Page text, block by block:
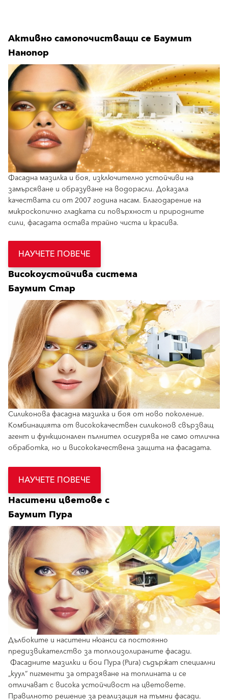
Активно самопочистващи се Баумит
Нанопор
Фасадна мазилка и боя, изключително устойчиви на
замърсяване и образуване на водорасли. Доказала
качествата си от 2007 година насам. Благодарение на
микроскопично гладката си повърхност и природните
сили, фасадата остава трайно чиста и красива.
НАУЧЕТЕ ПОВЕЧЕ
Високоустойчива система
Баумит Стар
Силиконова фасадна мазилка и боя от ново поколение.
Комбинацията от висококачествен силиконов свързващ
агент и функционален пълнител осигурява не само отлична
обработка, но и висококачествена защита на фасадата.
НАУЧЕТЕ ПОВЕЧЕ
Наситени цветове с
Баумит Пура
Дълбоките и наситени нюанси са постоянно
предизвикателство за топлоизолираните фасади.
Фасадните мазилки и бои Пура (Pura) съдържат специални
„куул“ пигменти за отразяване на топлината и се
отличават с висока устойчивост на цветовете.
Правилното решение за реализация на тъмни фасади.